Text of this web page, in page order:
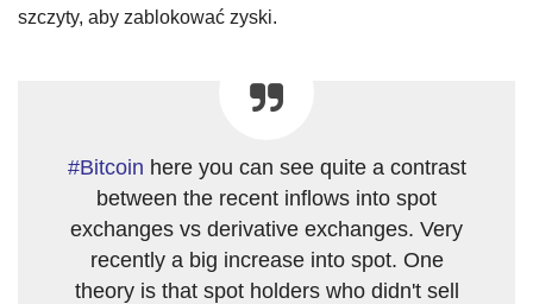
szczyty, aby zablokować zyski.
#Bitcoin here you can see quite a contrast
between the recent inflows into spot
exchanges vs derivative exchanges. Very
recently a big increase into spot. One
theory is that spot holders who didn't sell